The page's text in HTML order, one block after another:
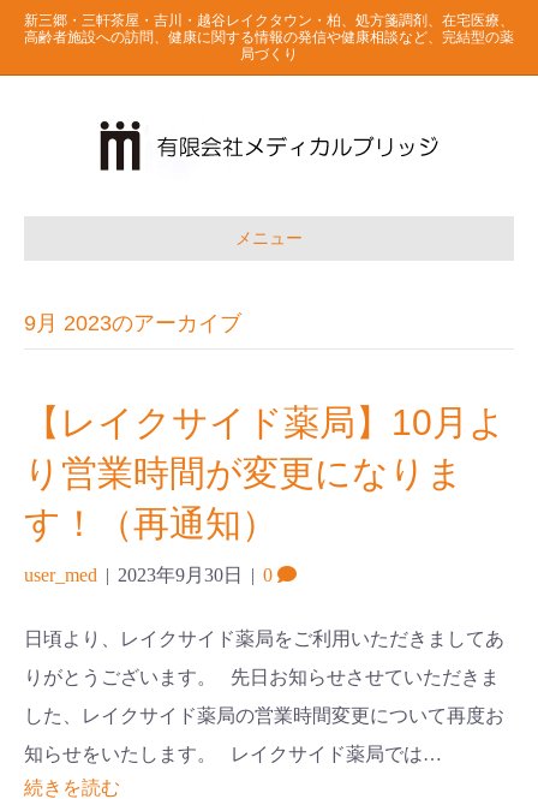
新三郷・三軒茶屋・吉川・越谷レイクタウン・柏、処方箋調剤、在宅医療、
高齢者施設への訪問、健康に関する情報の発信や健康相談など、完結型の薬
局づくり
メニュー
9月 2023のアーカイブ
【レイクサイド薬局】10月よ
り営業時間が変更になりま
す！（再通知）
user_med | 2023年9月30日 | 0
日頃より、レイクサイド薬局をご利用いただきましてあ
りがとうございます。 先日お知らせさせていただきま
した、レイクサイド薬局の営業時間変更について再度お
知らせをいたします。 レイクサイド薬局では…
続きを読む